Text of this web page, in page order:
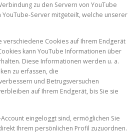
zu den Servern von YouTube
Server mitgeteilt, welche unserer
verschiedene Cookies auf Ihrem Endgerät
kann YouTube Informationen über
Diese Informationen werden u. a.
zu erfassen, die
und Betrugsversuchen
auf Ihrem Endgerät, bis Sie sie
eingeloggt sind, ermöglichen Sie
Ihrem persönlichen Profil zuzuordnen.